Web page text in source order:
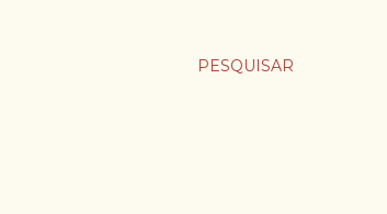
PESQUISAR